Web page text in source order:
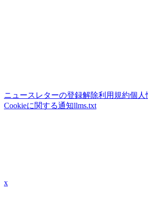
ニュースレターの登録解除利用規約個人
Cookieに関する通知llms.txt
x